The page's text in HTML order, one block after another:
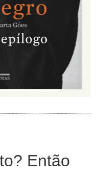
Então